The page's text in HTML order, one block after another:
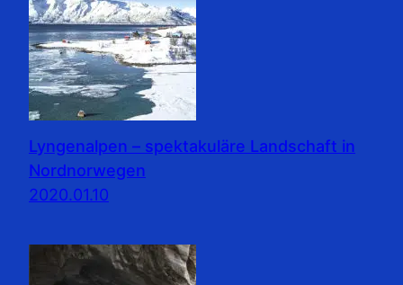
Lyngenalpen – spektakuläre Landschaft in
Nordnorwegen
2020.01.10